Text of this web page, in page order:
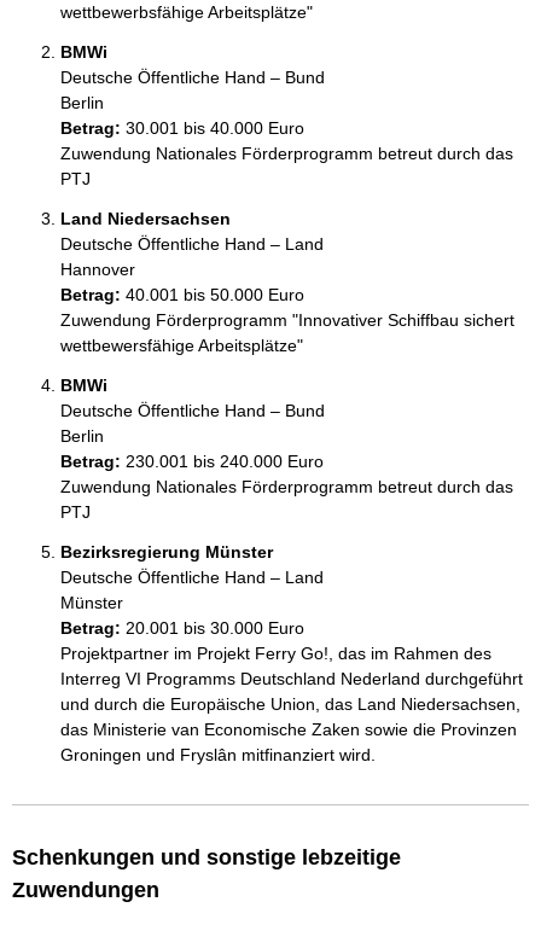
BMWi
Deutsche Öffentliche Hand – Bund
Berlin
Betrag: 30.001 bis 40.000 Euro
Zuwendung Nationales Förderprogramm betreut durch das
PTJ
Land Niedersachsen
Deutsche Öffentliche Hand – Land
Hannover
Betrag: 40.001 bis 50.000 Euro
Zuwendung Förderprogramm "Innovativer Schiffbau sichert
wettbewersfähige Arbeitsplätze"
BMWi
Deutsche Öffentliche Hand – Bund
Berlin
Betrag: 230.001 bis 240.000 Euro
Zuwendung Nationales Förderprogramm betreut durch das
PTJ
Bezirksregierung Münster
Deutsche Öffentliche Hand – Land
Münster
Betrag: 20.001 bis 30.000 Euro
Projektpartner im Projekt Ferry Go!, das im Rahmen des
Interreg VI Programms Deutschland Nederland durchgeführt
und durch die Europäische Union, das Land Niedersachsen,
das Ministerie van Economische Zaken sowie die Provinzen
Groningen und Fryslân mitfinanziert wird.
Schenkungen und sonstige lebzeitige
Zuwendungen